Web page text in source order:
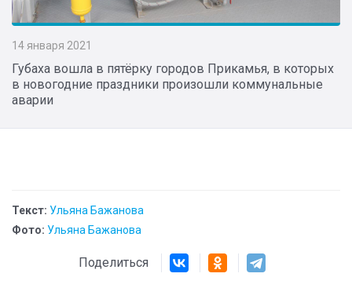
14 января 2021
Губаха вошла в пятёрку городов Прикамья, в которых
в новогодние праздники произошли коммунальные
аварии
Текст: Ульяна Бажанова
Фото: Ульяна Бажанова
Поделиться